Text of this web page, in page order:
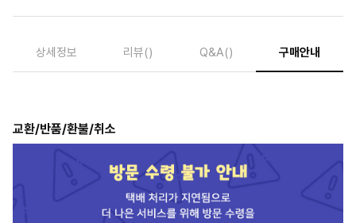
상세정보 리뷰() Q&A() 구매안내
교환/반품/환불/취소